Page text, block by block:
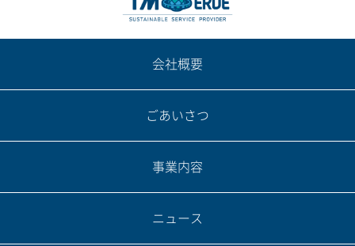
会社概要
ごあいさつ
事業内容
ニュース